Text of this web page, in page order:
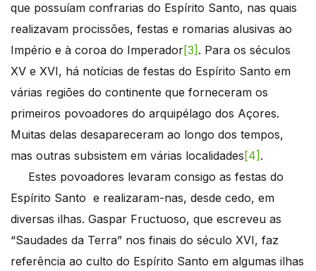
que possuíam confrarias do Espírito Santo, nas quais
realizavam procissões, festas e romarias alusivas ao
Império e à coroa do Imperador[3] . Para os séculos
XV e XVI, há notícias de festas do Espírito Santo em
várias regiões do continente que forneceram os
primeiros povoadores do arquipélago dos Açores.
Muitas delas desapareceram ao longo dos tempos,
mas outras subsistem em várias localidades [4] .
Estes povoadores levaram consigo as festas do
Espírito Santo e realizaram-nas, desde cedo, em
diversas ilhas. Gaspar Fructuoso, que escreveu as
“Saudades da Terra” nos finais do século XVI, faz
referência ao culto do Espírito Santo em algumas ilhas